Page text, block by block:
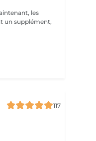
les
un supplément,
117